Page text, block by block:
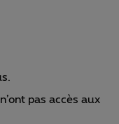
pas accès aux